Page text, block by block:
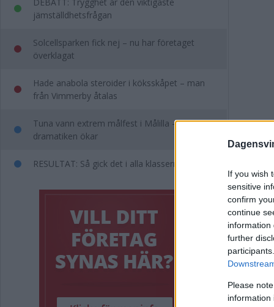
If you wish
sensitive
confirm
continue
information
further
Please
information
jämställdhetsfrågan
Solcellsparken fick nej – nu har företaget
överklagat
Hade anabola steroider i köksskåpet – man
från Vimmerby åtalas
Tuna vann extrem målfest i Målilla –
dramatiken ökar
RESULTAT: Så gick det i alla klasserna i SM